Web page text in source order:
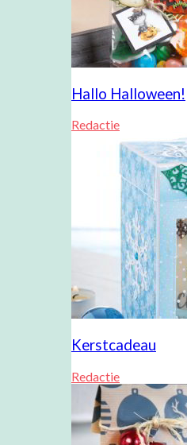
Hallo Halloween!
Redactie
Kerstcadeau
Redactie